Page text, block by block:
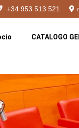
+34 953 513 521
CATALOGO